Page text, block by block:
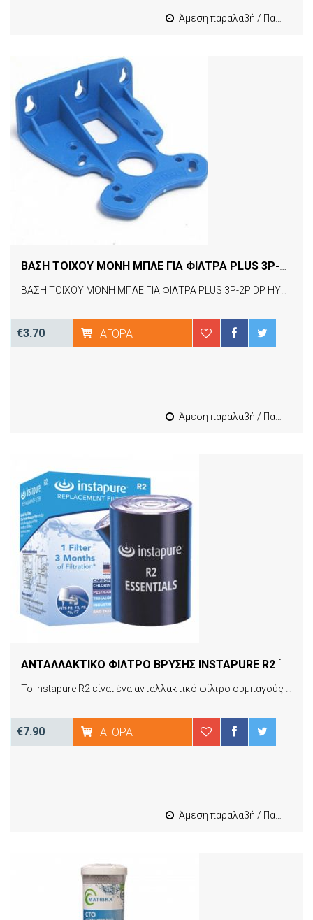
Άμεση παραλαβή / Παράδοση 1-3 εργασιμες
€3.70 ΑΓΟΡΆ
Άμεση παραλαβή / Παράδοση 1-3 εργασιμες
ΑΝΤΑΛΛΑΚΤΙΚO ΦIΛΤΡΟ ΒΡYΣΗΣ INSTAPURE R2 [04345]
€7.90 ΑΓΟΡΆ
Άμεση παραλαβή / Παράδοση 1-3 εργασιμες